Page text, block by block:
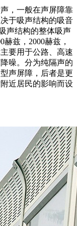
，一般在声屏障靠
于吸声结构的吸音
声结构的整体吸声
兹，2000赫兹，
要用于公路、高速
噪。分为纯隔声的
声屏障，后者是更
近居民的影响而设